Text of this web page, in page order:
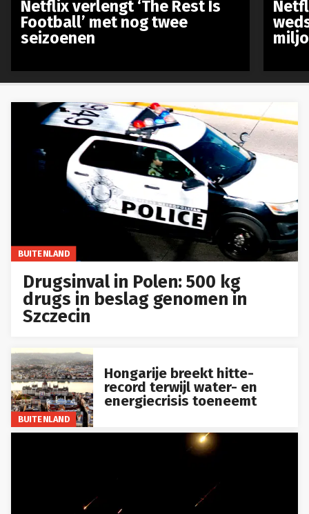
BUITENLAND
Drugsinval in Polen: 500 kg
drugs in beslag genomen in
Szczecin
BUITENLAND
Hongarije breekt hitte-
record terwijl water- en
energiecrisis toeneemt
Netflix verlengt ‘The Rest Is
Football’ met nog twee
seizoenen